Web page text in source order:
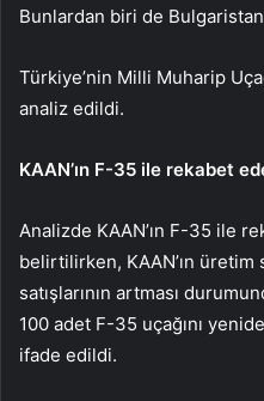
Bunlardan biri de
Türkiye’nin Milli Muharip
analiz edildi.
KAAN’ın F-35 ile rekabet
Analizde KAAN’ın F-35 ile
belirtilirken, KAAN’ın üretim
satışlarının artması
100 adet F-35 uçağını
ifade edildi.